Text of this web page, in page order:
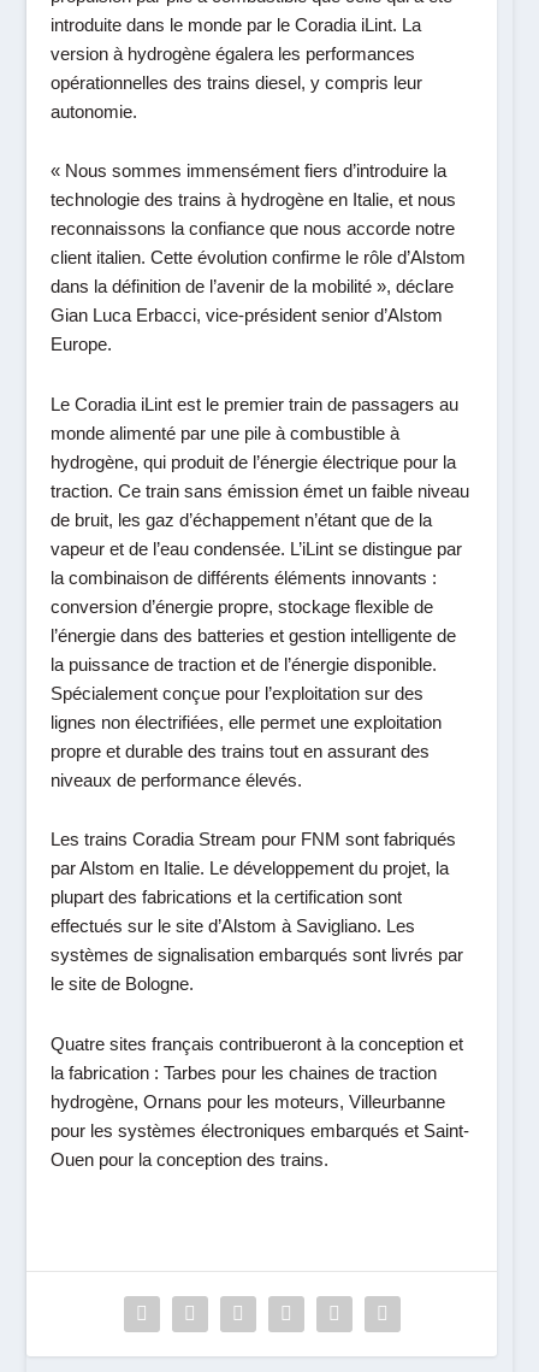
introduite dans le monde par le Coradia iLint. La
version à hydrogène égalera les performances
opérationnelles des trains diesel, y compris leur
autonomie.
« Nous sommes immensément fiers d’introduire la
technologie des trains à hydrogène en Italie, et nous
reconnaissons la confiance que nous accorde notre
client italien. Cette évolution confirme le rôle d’Alstom
dans la définition de l’avenir de la mobilité», déclare
Gian Luca Erbacci, vice-président senior d’Alstom
Europe.
Le Coradia iLint est le premier train de passagers au
monde alimenté par une pile à combustible à
hydrogène, qui produit de l’énergie électrique pour la
traction. Ce train sans émission émet un faible niveau
de bruit, les gaz d’échappement n’étant que de la
vapeur et de l’eau condensée. L’iLint se distingue par
la combinaison de différents éléments innovants :
conversion d’énergie propre, stockage flexible de
l’énergie dans des batteries et gestion intelligente de
la puissance de traction et de l’énergie disponible.
Spécialement conçue pour l’exploitation sur des
lignes non électrifiées, elle permet une exploitation
propre et durable des trains tout en assurant des
niveaux de performance élevés.
Les trains Coradia Stream pour FNM sont fabriqués
par Alstom en Italie. Le développement du projet, la
plupart des fabrications et la certification sont
effectués sur le site d’Alstom à Savigliano. Les
systèmes de signalisation embarqués sont livrés par
le site de Bologne.
Quatre sites français contribueront à la conception et
la fabrication :Tarbes pour les chaines de traction
hydrogène,Ornans pour les moteurs,Villeurbanne
pour les systèmes électroniques embarqués et Saint-
Ouen pour la conception des trains.